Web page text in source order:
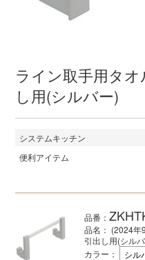
ライン取手用タ
し用(シルバー)
システムキッチン
便利アイテム
品番：
品名： (2024年
引出し用(シル
カラー ：